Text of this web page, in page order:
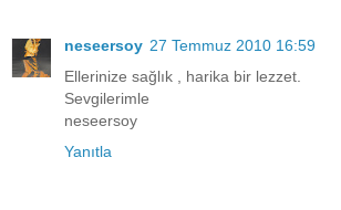
neseersoy 27 Temmuz 2010 16:59
Ellerinize sağlık , harika bir lezzet.
Sevgilerimle
neseersoy
Yanıtla